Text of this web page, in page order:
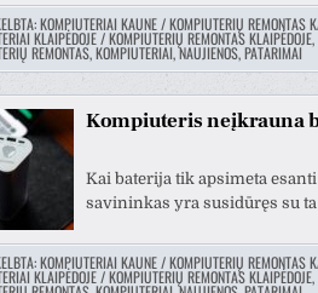
KOMPIUTERIAI KAUNE / KOMPIUTERIŲ REMONTAS
KLAIPĖDOJE / KOMPIUTERIŲ REMONTAS KLAIPĖDOJE,
REMONTAS, KOMPIUTERIAI, NAUJIENOS, PATARIMAI
Kompiuteris neįkrauna
Kai baterija tik apsimeta
savininkas yra susidūręs su
KOMPIUTERIAI KAUNE / KOMPIUTERIŲ REMONTAS
KLAIPĖDOJE / KOMPIUTERIŲ REMONTAS KLAIPĖDOJE,